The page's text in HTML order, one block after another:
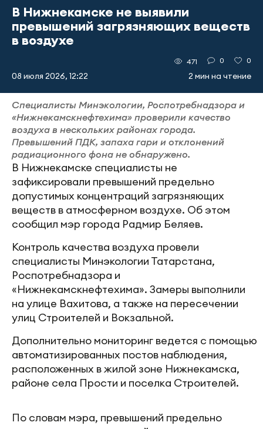
В Нижнекамске не выявили
превышений загрязняющих веществ
в воздухе
08 июля 2026, 12:22
471 0 0
2 мин на чтение
Специалисты Минэкологии, Роспотребнадзора и
«Нижнекамскнефтехима» проверили качество
воздуха в нескольких районах города.
Превышений ПДК, запаха гари и отклонений
радиационного фона не обнаружено.
В Нижнекамске специалисты не
зафиксировали превышений предельно
допустимых концентраций загрязняющих
веществ в атмосферном воздухе. Об этом
сообщил мэр города Радмир Беляев.
Контроль качества воздуха провели
специалисты Минэкологии Татарстана,
Роспотребнадзора и
«Нижнекамскнефтехима». Замеры выполнили
на улице Вахитова, а также на пересечении
улиц Строителей и Вокзальной.
Дополнительно мониторинг ведется с помощью
автоматизированных постов наблюдения,
расположенных в жилой зоне Нижнекамска,
районе села Прости и поселка Строителей.
По словам мэра, превышений предельно